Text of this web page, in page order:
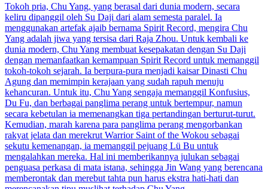
Tokoh pria, Chu Yang, yang berasal dari dunia modern, secara
keliru dipanggil oleh Su Daji dari alam semesta paralel. Ia
menggunakan artefak ajaib bernama Spirit Record, mengira Chu
Yang adalah jiwa yang tersisa dari Raja Zhou. Untuk kembali ke
dunia modern, Chu Yang membuat kesepakatan dengan Su Daji
dengan memanfaatkan kemampuan Spirit Record untuk memanggil
tokoh-tokoh sejarah. Ia berpura-pura menjadi kaisar Dinasti Chu
Agung dan memimpin kerajaan yang sudah rapuh menuju
kehancuran. Untuk itu, Chu Yang sengaja memanggil Konfusius,
Du Fu, dan berbagai panglima perang untuk bertempur, namun
secara kebetulan ia memenangkan tiga pertandingan berturut-turut.
Kemudian, marah karena para panglima perang mengorbankan
rakyat jelata dan merekrut Warrior Saint of the Wokou sebagai
sekutu kemenangan, ia memanggil pejuang Lü Bu untuk
mengalahkan mereka. Hal ini memberikannya julukan sebagai
penguasa perkasa di mata istana, sehingga Jin Wang yang berencana
memberontak dan merebut tahta pun harus ekstra hati-hati dan